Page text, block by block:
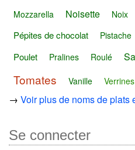
Mozzarella
Noisette Noix
Pépites de chocolat
Pistache
Poulet
Pralines Roulé
Tomates Vanille Verrines
→ Voir plus de noms de plats
Se connecter